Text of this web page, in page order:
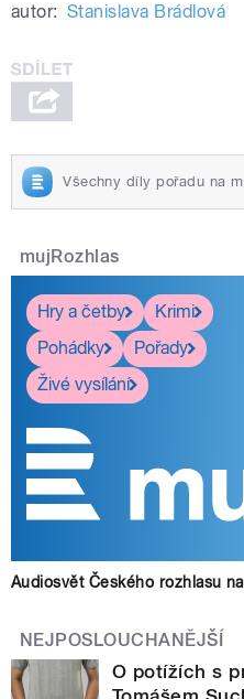
autor: Stanislava Brádlová
Všechny díly pořadu na
mujRozhlas
Hry a četby
Krimi
Pohádky
Pořady
Živé vysílání
Audiosvět Českého rozhlasu
NEJPOSLOUCHANĚJŠÍ
O potížích s